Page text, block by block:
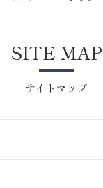
サイトマップ
SITE MAP